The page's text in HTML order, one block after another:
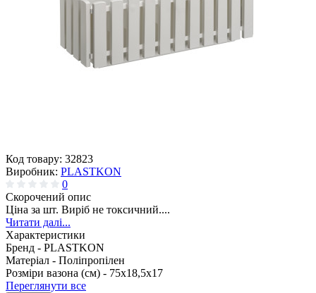
Код товару: 32823
Виробник: PLASTKON
0
Скорочений опис
Ціна за шт. Виріб не токсичний....
Читати далі...
Характеристики
Бренд - PLASTKON
Матеріал - Поліпропілен
Розміри вазона (см) - 75х18,5х17
Переглянути все